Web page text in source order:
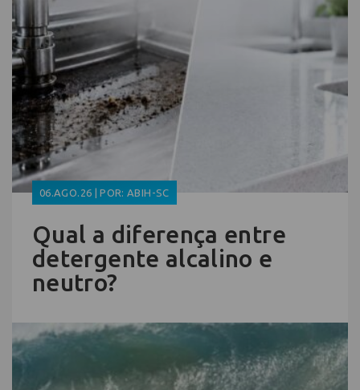
06.AGO.26 | POR: ABIH-SC
Qual a diferença entre
detergente alcalino e
neutro?